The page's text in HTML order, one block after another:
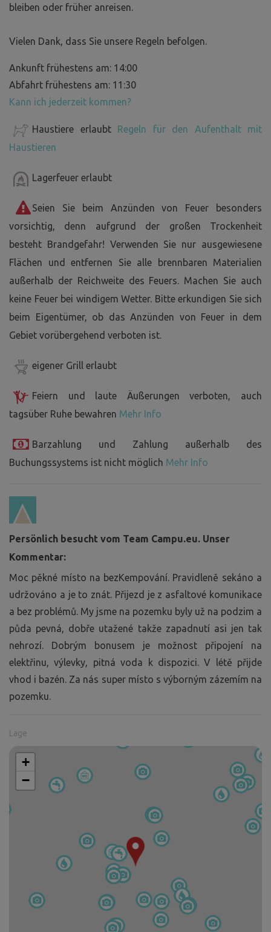
bleiben oder früher anreisen.
Vielen Dank, dass Sie unsere Regeln befolgen.
Ankunft frühestens am: 14:00
Abfahrt frühestens am: 11:30
Kann ich jederzeit kommen?
Haustiere erlaubt
Regeln für den Aufenthalt mit
Haustieren
Lagerfeuer erlaubt
Seien Sie beim Anzünden von Feuer besonders
vorsichtig, denn aufgrund der großen Trockenheit
besteht Brandgefahr! Verwenden Sie nur ausgewiesene
Flächen und entfernen Sie alle brennbaren Materialien
außerhalb der Reichweite des Feuers. Machen Sie auch
keine Feuer bei windigem Wetter. Bitte erkundigen Sie sich
beim Eigentümer, ob das Anzünden von Feuer in dem
Gebiet vorübergehend verboten ist.
eigener Grill erlaubt
Feiern und laute Äußerungen verboten, auch
tagsüber Ruhe bewahren Mehr Info
Barzahlung und Zahlung außerhalb des
Buchungssystems ist nicht möglich Mehr Info
Persönlich besucht vom Team Campu.eu. Unser
Kommentar:
Moc pěkné místo na bezKempování. Pravidleně sekáno a
udržováno a je to znát. Přijezd je z asfaltové komunikace
a bez problémů. My jsme na pozemku byly už na podzim a
půda pevná, dobře utažené takže zapadnutí asi jen tak
nehrozí. Dobrým bonusem je možnost připojení na
elektřinu, výlevky, pitná voda k dispozici. V létě přijde
vhod i bazén. Za nás super místo s výborným zázemím na
pozemku.
Lage
+
−